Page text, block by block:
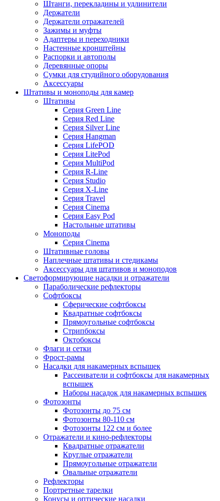
Штанги, перекладины и удлинители
Держатели
Держатели отражателей
Зажимы и муфты
Адаптеры и переходники
Настенные кронштейны
Распорки и автополы
Деревянные опоры
Сумки для студийного оборудования
Аксессуары
Штативы и моноподы для камер
Штативы
Серия Green Line
Серия Red Line
Серия Silver Line
Серия Hangman
Серия LifePOD
Серия LitePod
Серия MultiPod
Серия R-Line
Серия Studio
Серия X-Line
Серия Travel
Серия Cinema
Серия Easy Pod
Настольные штативы
Моноподы
Серия Cinema
Штативные головы
Наплечные штативы и стедикамы
Аксессуары для штативов и моноподов
Светоформирующие насадки и отражатели
Параболические рефлекторы
Софтбоксы
Сферические софтбоксы
Квадратные софтбоксы
Прямоугольные софтбоксы
Стрипбоксы
Октобоксы
Флаги и сетки
Фрост-рамы
Насадки для накамерных вспышек
Рассеиватели и софтбоксы для накамерных
вспышек
Наборы насадок для накамерных вспышек
Фотозонты
Фотозонты до 75 см
Фотозонты 80-110 см
Фотозонты 122 см и более
Отражатели и кино-рефлекторы
Квадратные отражатели
Круглые отражатели
Прямоугольные отражатели
Овальные отражатели
Рефлекторы
Портретные тарелки
Конусы и оптические насадки